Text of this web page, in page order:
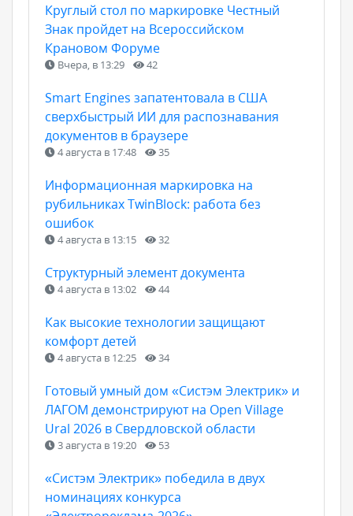
Круглый стол по маркировке Честный
Знак пройдет на Всероссийском
Крановом Форуме
Вчера, в 13:29 42
Smart Engines запатентовала в США
сверхбыстрый ИИ для распознавания
документов в браузере
4 августа в 17:48 35
Информационная маркировка на
рубильниках TwinBlock: работа без
ошибок
4 августа в 13:15 32
Структурный элемент документа
4 августа в 13:02 44
Как высокие технологии защищают
комфорт детей
4 августа в 12:25 34
Готовый умный дом «Систэм Электрик» и
ЛАГОМ демонстрируют на Open Village
Ural 2026 в Свердловской области
3 августа в 19:20 53
«Систэм Электрик» победила в двух
номинациях конкурса